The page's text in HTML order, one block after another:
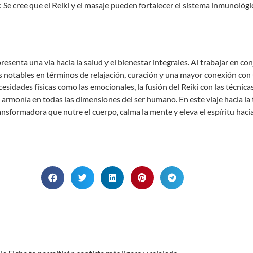
: Se cree que el Reiki y el masaje pueden fortalecer el sistema
una vía hacia la salud y el bienestar integrales. Al trabajar en
en términos de relajación, curación y una mayor conexión
físicas como las emocionales, la fusión del Reiki con las
en todas las dimensiones del ser humano. En este viaje hacia
que nutre el cuerpo, calma la mente y eleva el espíritu